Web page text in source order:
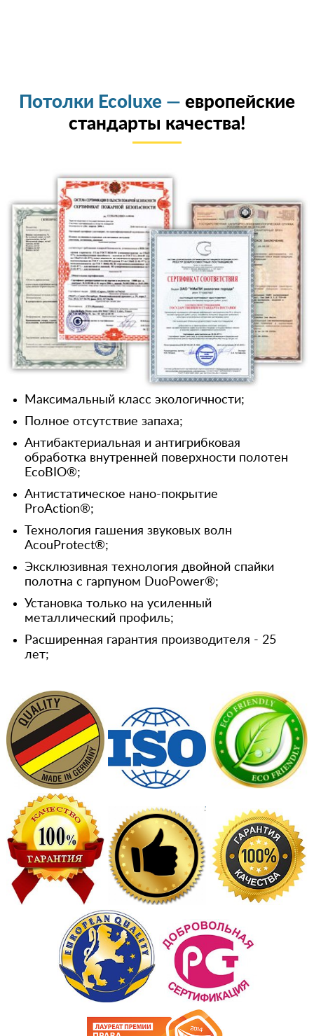
Потолки Ecoluxe — европейские
стандарты качества!
Максимальный класс экологичности;
Полное отсутствие запаха;
Антибактериальная и антигрибковая
обработка внутренней поверхности полотен
EcoBIO®;
Антистатическое нано-покрытие
ProAction®;
Технология гашения звуковых волн
AcouProtect®;
Эксклюзивная технология двойной спайки
полотна с гарпуном DuoPower®;
Установка только на усиленный
металлический профиль;
Расширенная гарантия производителя - 25
лет;